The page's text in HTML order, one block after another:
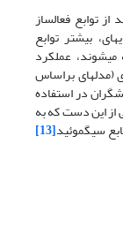
توابع فعال­ساز
بیشتر توابع
می­شوند، عملکرد
(مدل­های براساس
در استفاده
از این دست که به
[13]